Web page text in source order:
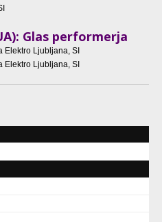
Glas performerja
Elektro Ljubljana, SI
Elektro Ljubljana, SI